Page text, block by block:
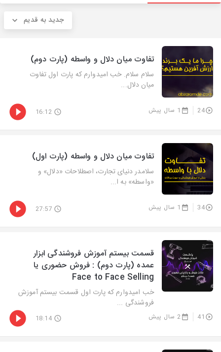
جدید به قدیم
تفاوت میان دلال و واسطه (پارت دوم)
سلام سلام. خب امیدوارم که پارت اول تفاوت
میان دلال...
24 1 سال پیش 16:12
تفاوت میان دلال و واسطه (پارت اول)
سلامدر دنیای تجارت، اصطلاحات «دلال» و
«واسطه» به ا...
34 1 سال پیش 27:57
قسمت بیستم آموزش فروشندگی ابزار
عمده (پارت دوم) : فروش حضوری یا
Face to Face Selling
خب امیدوارم که پارت اول قسمت بیستم آموزش
فروشندگی ...
41 2 سال پیش 18:14